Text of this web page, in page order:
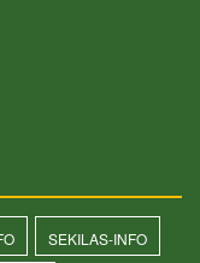
SEKILAS-INFO